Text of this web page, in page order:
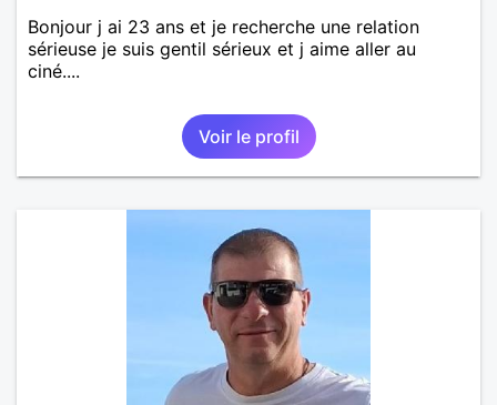
Bonjour j ai 23 ans et je recherche une relation
sérieuse je suis gentil sérieux et j aime aller au
ciné....
Voir le profil